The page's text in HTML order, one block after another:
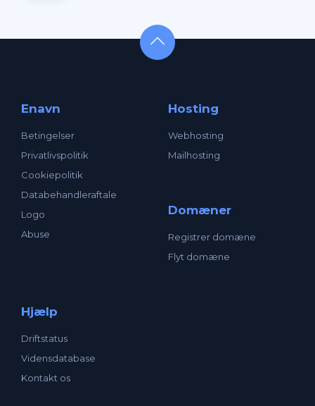
Enavn
Betingelser
Privatlivspolitik
Cookiepolitik
Databehandleraftale
Logo
Abuse
Hosting
Webhosting
Mailhosting
Domæner
Registrer domæne
Flyt domæne
Hjælp
Driftstatus
Vidensdatabase
Kontakt os